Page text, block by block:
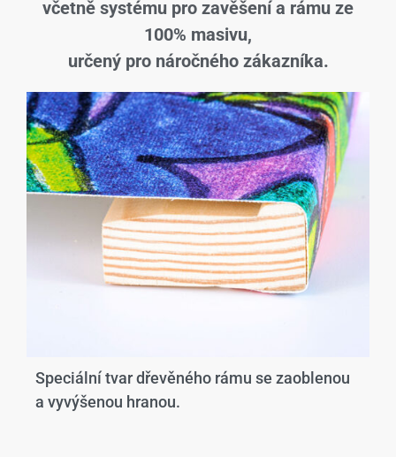
včetně systému pro zavěšení a rámu ze
100% masivu,
určený pro náročného zákazníka.
Speciální tvar dřevěného rámu se zaoblenou
a vyvýšenou hranou.​